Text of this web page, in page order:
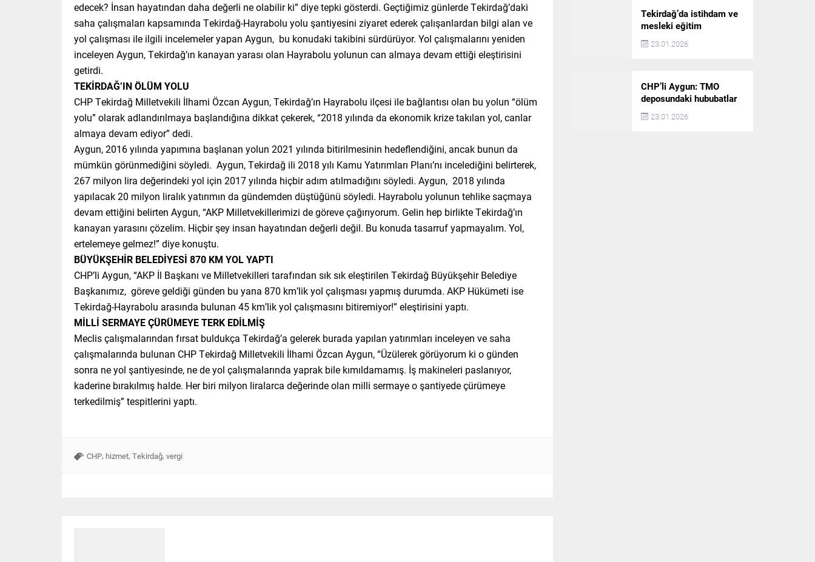
edecek? İnsan hayatından daha değerli ne olabilir ki” diye tepki gösterdi. Geçtiğimiz günlerde Tekirdağ’daki
saha çalışmaları kapsamında Tekirdağ-Hayrabolu yolu şantiyesini ziyaret ederek çalışanlardan bilgi alan ve
yol çalışması ile ilgili incelemeler yapan Aygun, bu konudaki takibini sürdürüyor. Yol çalışmalarını yeniden
inceleyen Aygun, Tekirdağ’ın kanayan yarası olan Hayrabolu yolunun can almaya devam ettiği eleştirisini
getirdi.
TEKİRDAĞ’IN ÖLÜM YOLU
CHP Tekirdağ Milletvekili İlhami Özcan Aygun, Tekirdağ’ın Hayrabolu ilçesi ile bağlantısı olan bu yolun “ölüm
yolu” olarak adlandırılmaya başlandığına dikkat çekerek, “2018 yılında da ekonomik krize takılan yol, canlar
almaya devam ediyor” dedi.
Aygun, 2016 yılında yapımına başlanan yolun 2021 yılında bitirilmesinin hedeflendiğini, ancak bunun da
mümkün görünmediğini söyledi. Aygun, Tekirdağ ili 2018 yılı Kamu Yatırımları Planı’nı incelediğini belirterek,
267 milyon lira değerindeki yol için 2017 yılında hiçbir adım atılmadığını söyledi. Aygun, 2018 yılında
yapılacak 20 milyon liralık yatırımın da gündemden düştüğünü söyledi. Hayrabolu yolunun tehlike saçmaya
devam ettiğini belirten Aygun, “AKP Milletvekillerimizi de göreve çağırıyorum. Gelin hep birlikte Tekirdağ’ın
kanayan yarasını çözelim. Hiçbir şey insan hayatından değerli değil. Bu konuda tasarruf yapmayalım. Yol,
ertelemeye gelmez!” diye konuştu.
BÜYÜKŞEHİR BELEDİYESİ 870 KM YOL YAPTI
CHP’li Aygun, “AKP İl Başkanı ve Milletvekilleri tarafından sık sık eleştirilen Tekirdağ Büyükşehir Belediye
Başkanımız, göreve geldiği günden bu yana 870 km’lik yol çalışması yapmış durumda. AKP Hükümeti ise
Tekirdağ-Hayrabolu arasında bulunan 45 km’lik yol çalışmasını bitiremiyor!” eleştirisini yaptı.
MİLLİ SERMAYE ÇÜRÜMEYE TERK EDİLMİŞ
Meclis çalışmalarından fırsat buldukça Tekirdağ’a gelerek burada yapılan yatırımları inceleyen ve saha
çalışmalarında bulunan CHP Tekirdağ Milletvekili İlhami Özcan Aygun, “Üzülerek görüyorum ki o günden
sonra ne yol şantiyesinde, ne de yol çalışmalarında yaprak bile kımıldamamış. İş makineleri paslanıyor,
kaderine bırakılmış halde. Her biri milyon liralarca değerinde olan milli sermaye o şantiyede çürümeye
terkedilmiş” tespitlerini yaptı.
CHP, hizmet, Tekirdağ, vergi
Tekirdağ’da istihdam ve
mesleki eğitim
politikaları değerlendirildi
23.01.2026
CHP’li Aygun: TMO
deposundaki hububatlar
çalındı!
23.01.2026